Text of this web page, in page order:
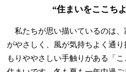
“住まいをここち
私たちが思い描いているのは、
がやさしく、風が気持ちよく通り
もりややさしい手触りがある「こ